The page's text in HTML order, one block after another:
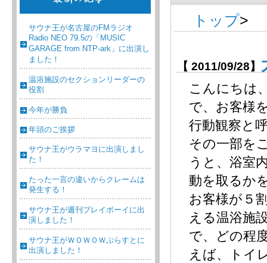
サウナ王が名古屋のFMラジオ
Radio NEO 79.5の「MUSIC
GARAGE from NTP-ark」に出演し
ました！
温浴施設のセクションリーダーの
役割
今年が勝負
年頭のご挨拶
サウナ王がウラマヨに出演しまし
た！
たった一言の違いからクレームは
発生する！
サウナ王が週刊プレイボーイに出
演しました！
サウナ王がＷＯＷＯＷぷらすとに
出演しました！
トップ>
【 2011/09/28】
こんにちは
で、お客様
行動観察と
その一部を
うと、浴室
動を取るか
お客様が５
える温浴施
で、どの程
えば、トイ